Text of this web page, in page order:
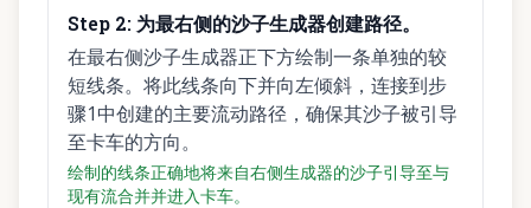
Step 2: 为最右侧的沙子生成器创建路径。
在最右侧沙子生成器正下方绘制一条单独的较
短线条。将此线条向下并向左倾斜，连接到步
骤1中创建的主要流动路径，确保其沙子被引导
至卡车的方向。
绘制的线条正确地将来自右侧生成器的沙子引导至与
现有流合并并进入卡车。